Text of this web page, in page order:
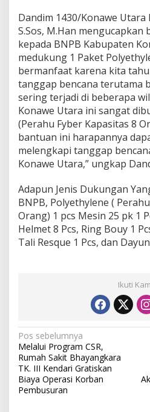
e
t
h
y
l
e
n
e
d
a
r
i
B
N
Dandim 1430/Konawe
S.Sos, M.Han mengucapkan
kepada BNPB Kabupaten
medukung 1 Paket
bermanfaat karena kita
tanggap bencana terutama
sering terjadi di beberapa
Konawe Utara ini sangat
(Perahu Fyber Kapasitas 8
bantuan ini harapannya
melengkapi tanggap
Konawe Utara,” ungkap
Adapun Jenis Dukungan
BNPB, Polyethylene (
Orang) 1 pcs Mesin 25 pk 1
Helmet 8 Pcs, Ring Bouy 1
Tali Resque 1 Pcs, dan
Ikuti
N
a
v
i
Pos sebelumnya
Melalui Program CSR,
Rumah Sakit Bhayangkara
TK. III Kendari Gratiskan
Biaya Operasi Korban
Pembusuran